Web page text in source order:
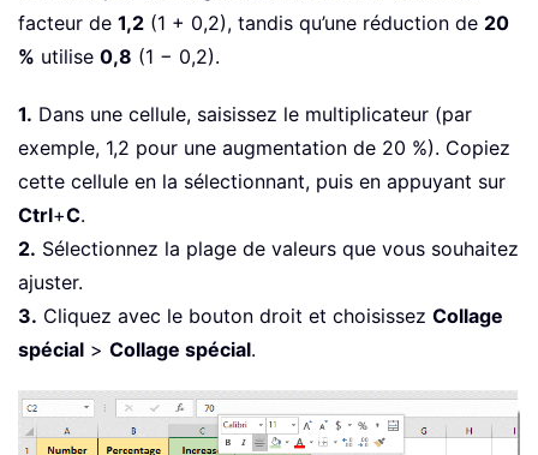
facteur de 1,2 (1 + 0,2), tandis qu’une réduction de 20
% utilise 0,8 (1 − 0,2).
1. Dans une cellule, saisissez le multiplicateur (par
exemple, 1,2 pour une augmentation de 20 %). Copiez
cette cellule en la sélectionnant, puis en appuyant sur
Ctrl+C.
2. Sélectionnez la plage de valeurs que vous souhaitez
ajuster.
3. Cliquez avec le bouton droit et choisissez Collage
spécial > Collage spécial.